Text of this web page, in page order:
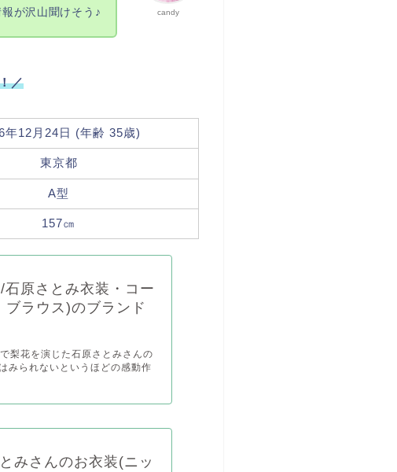
candy
が沢山聞けそう♪
／
年12月24日 (年齢 35歳)
東京都
A型
157㎝
原さとみ衣装・コー
ラウス)のブランド
梨花を演じた石原さとみさんの
みられないというほどの感動作
みさんのお衣装(ニッ